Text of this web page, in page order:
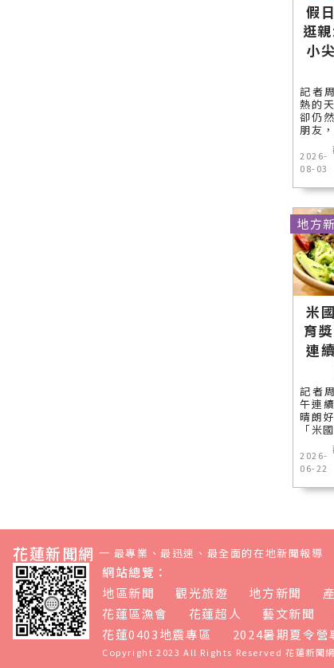
假
逛
小
記者
熱的
卻仍
朋友
2026-
08-03
米
育
連
記者
午連
晴朗
「米
2026-
06-22
地方
花蓮新聞網 — 最專業、最迅速、最全面的在地新聞報導
網站總覽：
地區新聞
觀光旅遊 地方新聞
花蓮區漁會
花蓮超人 藝文新聞
花蓮0403地震專區
2024暑期夏令營
Copyright 2023 All Rights Reserved 花蓮新聞網